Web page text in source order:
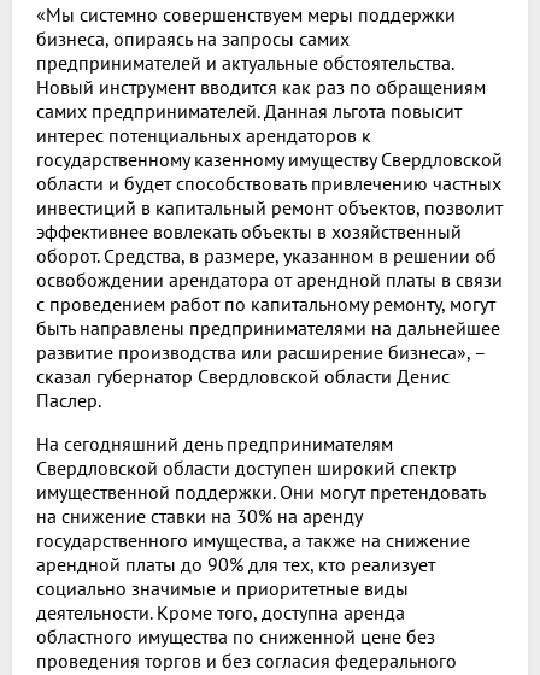
«Мы системно совершенствуем меры поддержки
бизнеса, опираясь на запросы самих
предпринимателей и актуальные обстоятельства.
Новый инструмент вводится как раз по обращениям
самих предпринимателей. Данная льгота повысит
интерес потенциальных арендаторов к
государственному казенному имуществу Свердловской
области и будет способствовать привлечению частных
инвестиций в капитальный ремонт объектов, позволит
эффективнее вовлекать объекты в хозяйственный
оборот. Средства, в размере, указанном в решении об
освобождении арендатора от арендной платы в связи
с проведением работ по капитальному ремонту, могут
быть направлены предпринимателями на дальнейшее
развитие производства или расширение бизнеса», –
сказал губернатор Свердловской области Денис
Паслер.
На сегодняшний день предпринимателям
Свердловской области доступен широкий спектр
имущественной поддержки. Они могут претендовать
на снижение ставки на 30% на аренду
государственного имущества, а также на снижение
арендной платы до 90% для тех, кто реализует
социально значимые и приоритетные виды
деятельности. Кроме того, доступна аренда
областного имущества по сниженной цене без
проведения торгов и без согласия федерального